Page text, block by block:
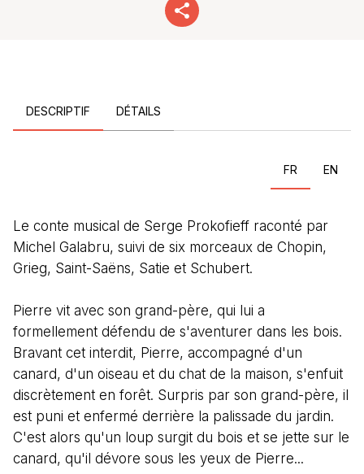
DESCRIPTIF DÉTAILS
FR EN
Le conte musical de Serge Prokofieff raconté par
Michel Galabru, suivi de six morceaux de Chopin,
Grieg, Saint-Saëns, Satie et Schubert.
Pierre vit avec son grand-père, qui lui a
formellement défendu de s'aventurer dans les bois.
Bravant cet interdit, Pierre, accompagné d'un
canard, d'un oiseau et du chat de la maison, s'enfuit
discrètement en forêt. Surpris par son grand-père, il
est puni et enfermé derrière la palissade du jardin.
C'est alors qu'un loup surgit du bois et se jette sur le
canard, qu'il dévore sous les yeux de Pierre...